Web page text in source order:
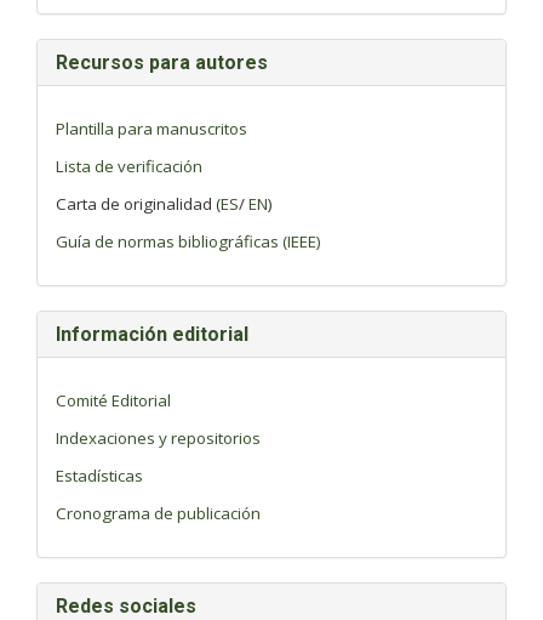
Recursos para autores
Plantilla para manuscritos
Lista de verificación
Carta de originalidad (ES/EN)
Guía de normas bibliográficas (IEEE)
Información editorial
Comité Editorial
Indexaciones y repositorios
Estadísticas
Cronograma de publicación
Redes sociales